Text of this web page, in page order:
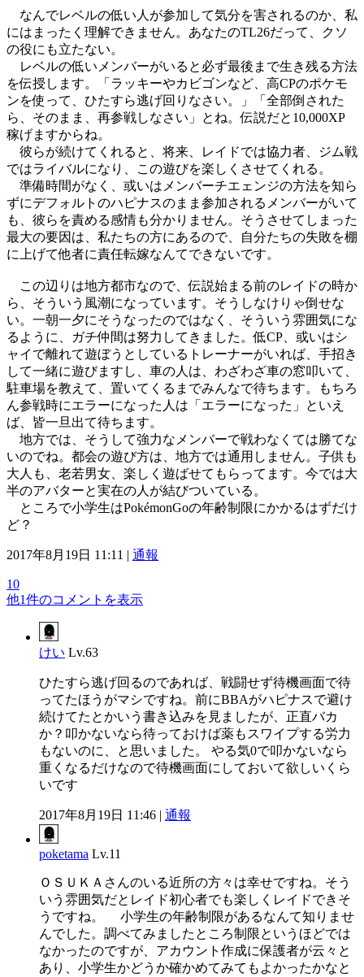
なんでレベルの低い人が参加して気分を害されるのか、私
にはまったく理解できません。あなたのTL26だって、クソ
の役にも立たない。
レベルの低いメンバーがいると必ず最後まで生き残る方法
を伝授します。「ラッキーやカビゴンなど、高CPのポケモ
ンを使って、ひたすら逃げ回りなさい。」「全部倒された
ら、そのまま、再参戦しなさい」とね。伝説だと10,000XP
稼げますからね。
彼らが続けてくれると、将来、レイドでは協力者、ジム戦
ではライバルになり、この遊びを楽しくさせてくれる。
準備時間がなく、或いはメンバーチエェンジの方法を知ら
ずにデフォルトのハピナスのまま参加されるメンバーがいて
も、彼らを責める感情も分かりません。そうさせてしまった
最大の要因は、私たちの方にあるので、自分たちの失敗を棚
に上げて他者に責任転嫁なんてできないです。
この辺りは地方都市なので、伝説始まる前のレイドの時か
ら、そういう風潮になっています。そうしなけりゃ倒せな
い。一朝一夕にそうなったのではなく、そういう雰囲気にな
るように、ガチ仲間は努力してきました。低CP、或いはシ
ャイで離れて遊ぼうとしているトレーナーがいれば、手招き
して一緒に遊びますし、車の人は、わざわざ車の窓叩いて、
駐車場を教えて、置いてくるまでみんなで待ちます。もちろ
ん参戦時にエラーになった人は「エラーになった」といえ
ば、皆一旦出て待ちます。
地方では、そうして強力なメンバーで戦わなくては勝てな
いのでね。都会の遊び方は、地方では通用しません。子供も
大人も、老若男女、楽しく遊ばせてもらってます。今では大
半のアバターと実在の人が結びついている。
ところで小学生はPokémonGoの年齢制限にかかるはずだけ
ど？
2017年8月19日 11:11 | 通報
10
他1件のコメントを表示
けい Lv.63
ひたすら逃げ回るのであれば、戦闘せず待機画面で待
ってたほうがマシですね。前にBBAがハピナスで避け
続けてたとかいう書き込みを見ましたが、正直バカ
か？叩かないなら待っておけば薬もスワイプする労力
もないのに、と思いました。 やる気0で叩かないなら
重くなるだけなので待機画面にしておいて欲しいくら
いです
2017年8月19日 11:46 | 通報
poketama Lv.11
ＯＳＵＫＡさんのいる近所の方々は幸せですね。そう
いう雰囲気だとレイド初心者でも楽しくレイドできそ
うですね。 小学生の年齢制限があるなんて知りませ
んでした。調べてみましたところ制限というほどでは
なかったのですが、アカウント作成に保護者が云々と
あり、小学生かどうか確かめてみてもよかったかなと